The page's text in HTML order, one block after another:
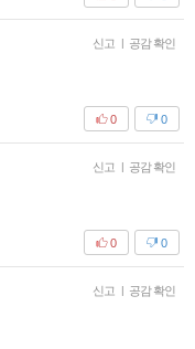
신고 | 공감 확인
0
0
신고 | 공감 확인
0
0
신고 | 공감 확인